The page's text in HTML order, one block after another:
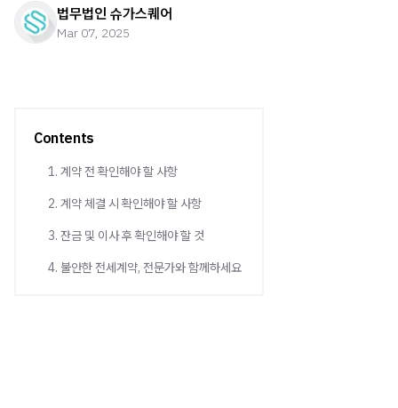
법무법인 슈가스퀘어
Mar 07, 2025
Contents
1. 계약 전 확인해야 할 사항
2. 계약 체결 시 확인해야 할 사항
3. 잔금 및 이사 후 확인해야 할 것
4. 불안한 전세계약, 전문가와 함께하세요